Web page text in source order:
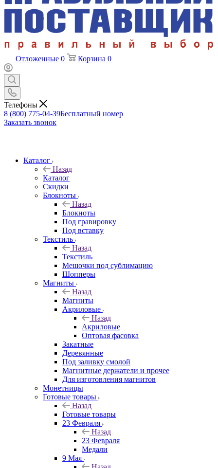
Отложенные 0 Корзина 0
Телефоны
8 (800) 775-04-39Бесплатный номер
Заказать звонок
Каталог
Назад
Каталог
Скидки
Блокноты
Назад
Блокноты
Под гравировку
Под вставку
Текстиль
Назад
Текстиль
Мешочки под сублимацию
Шопперы
Магниты
Назад
Магниты
Акриловые
Назад
Акриловые
Оптовая фасовка
Закатные
Деревянные
Под заливку смолой
Магнитные держатели и прочее
Для изготовления магнитов
Монетницы
Готовые товары
Назад
Готовые товары
23 Февраля
Назад
23 Февраля
Медали
9 Мая